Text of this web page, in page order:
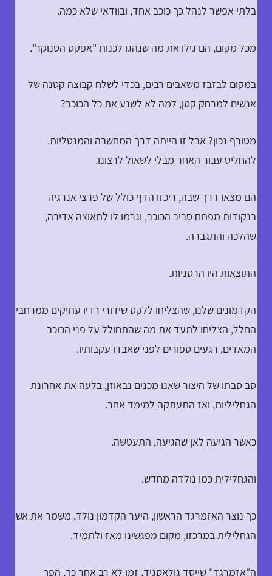
בלתי אפשר לנהל כך כוכב אחד, ובוודאי שלא כמה.
מכל מקום, הם גילו את מה שנהגו לכנות "אפקט הסנוקר".
במקום לבזבז משאבים רבים, בכדי לשלח קבוצה קטנה של
אנשים למרחק קטן, למה לא לשנע את כל הכוכב?
מטורף נכון? אבל זו הייתה דרך המחשבה והמנטליות.
להחליט עבור האחר מבלי לשאול לרצונו.
הם מצאו דרך שבה, ריכזו הדף כולל של פרצי אנרגיה
בנקודות מפתח סביב הכוכב, וגרמו לו לתאוצה אדירה,
שהלכה והתגברה.
התוצאות היו הרסניות.
הקדמונים שלנו, שהצליחו ללקט שידורי רדיו עתיקים ממרחבי
החלל, הצליחו לתעד את מה שהתחולל על פני הכוכב
המאדים, רגעים ספורים לפני שאבדו עקבותיו.
סב סבתו של היצור שאנו מכנים נבאוזן, בלעה את אחרונת
הגחליליות, ואז התעתקה למימד אחר.
כאשר הגיעה לאן שהגיעה, התעטשה.
והגחלילית כמו נולדה מחדש.
כך נוצר האזמרגד הראשון, היער הקדמון נולד, משמר את אש
הגחלילית במרכזו, מקום מפגשינו מאז ולתמיד.
ה"אזמרגד" שייסד גולאסגיד, זמן לא רב אחר כך, הפך